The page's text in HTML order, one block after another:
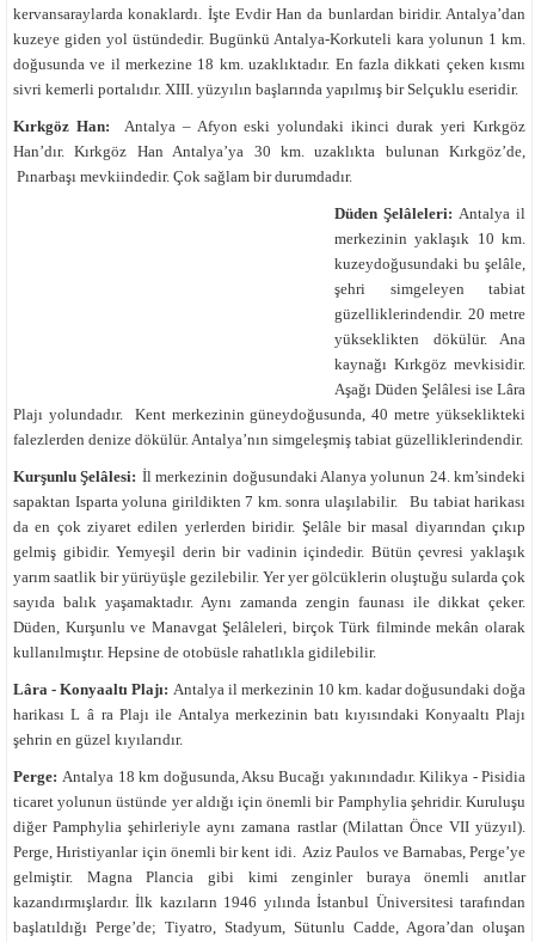
kervansaraylarda konaklardı. İşte Evdir Han da bunlardan biridir. Antalya’dan
kuzeye giden yol üstündedir. Bugünkü Antalya-Korkuteli kara yolunun 1 km.
doğusunda ve il merkezine 18 km. uzaklıktadır. En fazla dikkati çeken kısmı
sivri kemerli portalıdır. XIII. yüzyılın başlarında yapılmış bir Selçuklu eseridir.
Kırkgöz Han: Antalya – Afyon eski yolundaki ikinci durak yeri Kırkgöz
Han’dır. Kırkgöz Han Antalya’ya 30 km. uzaklıkta bulunan Kırkgöz’de,
Pınarbaşı mevkiindedir. Çok sağlam bir durumdadır.
Düden Şelâleleri: Antalya il
merkezinin yaklaşık 10 km.
kuzeydoğusundaki bu şelâle,
şehri simgeleyen tabiat
güzelliklerindendir. 20 metre
yükseklikten dökülür. Ana
kaynağı Kırkgöz mevkisidir.
Aşağı Düden Şelâlesi ise Lâra
Plajı yolundadır. Kent merkezinin güneydoğusunda, 40 metre yükseklikteki
falezlerden denize dökülür. Antalya’nın simgeleşmiş tabiat güzelliklerindendir.
Kurşunlu Şelâlesi: İl merkezinin doğusundaki Alanya yolunun 24. km’sindeki
sapaktan Isparta yoluna girildikten 7 km. sonra ulaşılabilir. Bu tabiat harikası
da en çok ziyaret edilen yerlerden biridir. Şelâle bir masal diyarından çıkıp
gelmiş gibidir. Yemyeşil derin bir vadinin içindedir. Bütün çevresi yaklaşık
yarım saatlik bir yürüyüşle gezilebilir. Yer yer gölcüklerin oluştuğu sularda çok
sayıda balık yaşamaktadır. Aynı zamanda zengin faunası ile dikkat çeker.
Düden, Kurşunlu ve Manavgat Şelâleleri, birçok Türk filminde mekân olarak
kullanılmıştır. Hepsine de otobüsle rahatlıkla gidilebilir.
Lâra - Konyaaltı Plajı: Antalya il merkezinin 10 km. kadar doğusundaki doğa
harikası L â ra Plajı ile Antalya merkezinin batı kıyısındaki Konyaaltı Plajı
şehrin en güzel kıyılarıdır.
Perge: Antalya 18 km doğusunda, Aksu Bucağı yakınındadır. Kilikya - Pisidia
ticaret yolunun üstünde yer aldığı için önemli bir Pamphylia şehridir. Kuruluşu
diğer Pamphylia şehirleriyle aynı zamana rastlar (Milattan Önce VII yüzyıl).
Perge, Hıristiyanlar için önemli bir kent idi. Aziz Paulos ve Barnabas, Perge’ye
gelmiştir. Magna Plancia gibi kimi zenginler buraya önemli anıtlar
kazandırmışlardır. İlk kazıların 1946 yılında İstanbul Üniversitesi tarafından
başlatıldığı Perge’de; Tiyatro, Stadyum, Sütunlu Cadde, Agora’dan oluşan